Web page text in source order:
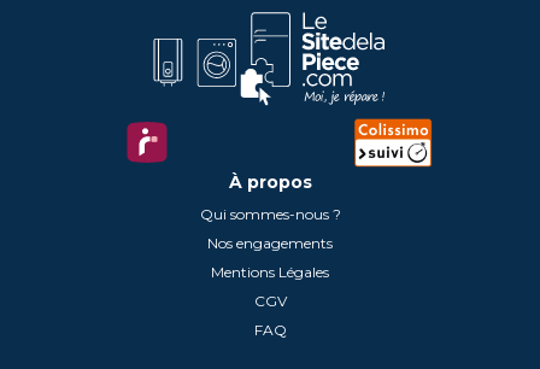
À propos
Qui sommes-nous ?
Nos engagements
Mentions Légales
CGV
FAQ